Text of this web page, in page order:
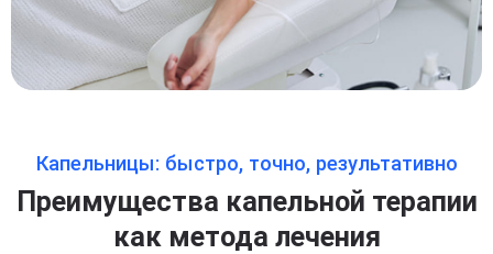
Капельницы: быстро, точно, результативно
Преимущества капельной терапии
как метода лечения